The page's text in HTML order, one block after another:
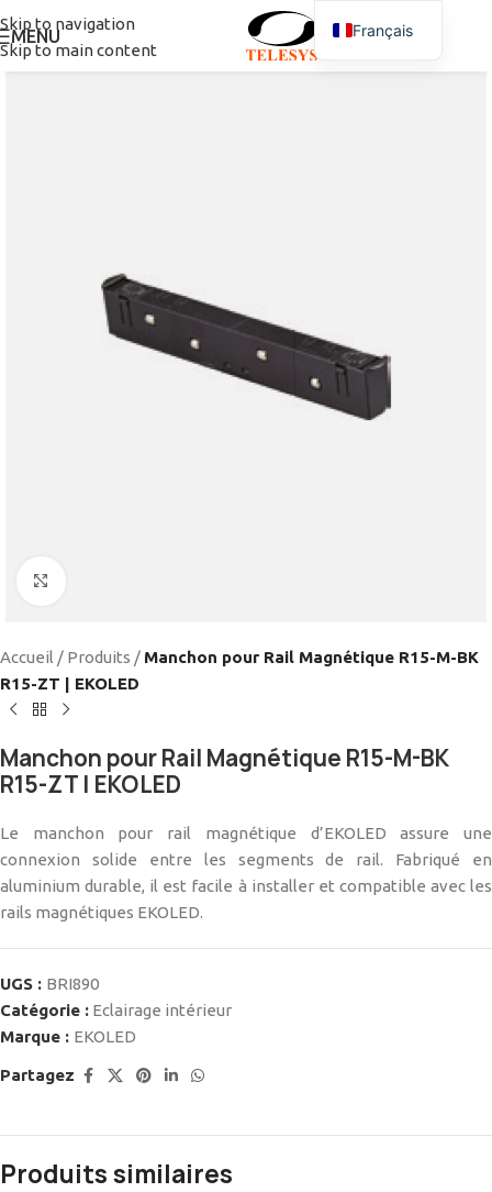
Skip to navigation
Skip to main content
MENU
Accueil / Produits / Manchon pour Rail Magnétique R15-M-BK
R15-ZT | EKOLED
Manchon pour Rail Magnétique R15-M-BK
R15-ZT | EKOLED
Le manchon pour rail magnétique d’EKOLED assure une
connexion solide entre les segments de rail. Fabriqué en
aluminium durable, il est facile à installer et compatible avec les
rails magnétiques EKOLED.
UGS : BRI890
Catégorie : Eclairage intérieur
Marque : EKOLED
Partagez
Produits similaires
Français